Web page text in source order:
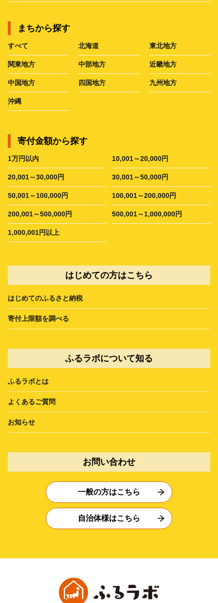
まちから探す
すべて 北海道 東北地方
関東地方 中部地方 近畿地方
中国地方 四国地方 九州地方
沖縄
寄付金額から探す
1万円以内 10,001～20,000円
20,001～30,000円 30,001～50,000円
50,001～100,000円 100,001～200,000円
200,001～500,000円 500,001～1,000,000円
1,000,001円以上
はじめての方はこちら
はじめてのふるさと納税
寄付上限額を調べる
ふるラボについて知る
ふるラボとは
よくあるご質問
お知らせ
お問い合わせ
一般の方はこちら
自治体様はこちら